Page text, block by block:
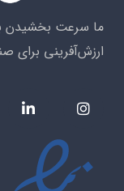
ما سرعت بخشیدن
ارزش‌آفرینی برای